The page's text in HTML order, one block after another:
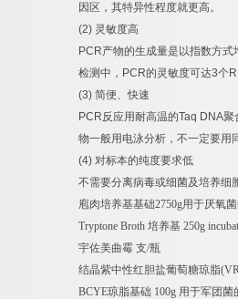
因区，其特异性程度就更高。
(2) 灵敏度高
PCR产物的生成量是以指数方式
检测中， PCR的灵敏度可达3个
(3) 简便、快速
PCR反应用耐高温的Taq DNA聚
物一般用电泳分析，不一定要用
(4) 对标本的纯度要求低
不需要分离病毒或细菌及培养细
庖肉培养基基础2750g用于厌氧
Tryptone Broth 培养基 250g
宇佐美曲霉 支/瓶
结晶紫中性红胆盐葡萄糖琼脂
BCYE琼脂基础 100g 用于军团菌